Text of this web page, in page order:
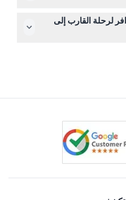
المتحركة، لذلك لا
إلى وصول بالكراسي
لرحلة القارب إلى